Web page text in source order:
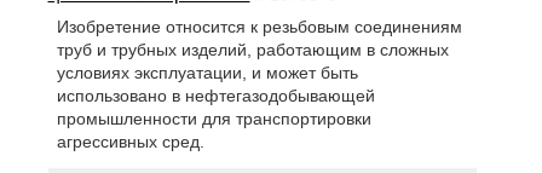
Изобретение относится к резьбовым соединениям
труб и трубных изделий, работающим в сложных
условиях эксплуатации, и может быть
использовано в нефтегазодобывающей
промышленности для транспортировки
агрессивных сред.